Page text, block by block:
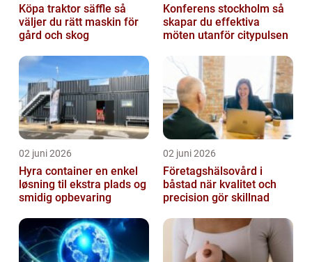
Köpa traktor säffle så
väljer du rätt maskin för
gård och skog
Konferens stockholm så
skapar du effektiva
möten utanför citypulsen
02 juni 2026
Hyra container en enkel
løsning til ekstra plads og
smidig opbevaring
02 juni 2026
Företagshälsovård i
båstad när kvalitet och
precision gör skillnad